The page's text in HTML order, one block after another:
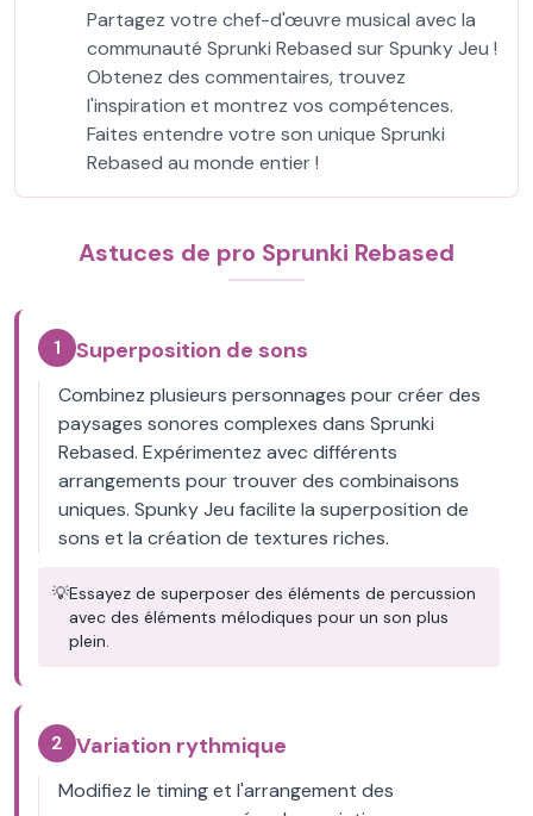
Partagez votre chef-d'œuvre musical avec la
communauté Sprunki Rebased sur Spunky Jeu !
Obtenez des commentaires, trouvez
l'inspiration et montrez vos compétences.
Faites entendre votre son unique Sprunki
Rebased au monde entier !
Astuces de pro Sprunki Rebased
1 Superposition de sons
Combinez plusieurs personnages pour créer des
paysages sonores complexes dans Sprunki
Rebased. Expérimentez avec différents
arrangements pour trouver des combinaisons
uniques. Spunky Jeu facilite la superposition de
sons et la création de textures riches.
💡Essayez de superposer des éléments de percussion
avec des éléments mélodiques pour un son plus
plein.
2 Variation rythmique
Modifiez le timing et l'arrangement des